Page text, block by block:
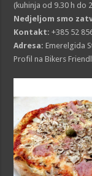
(kuhinja od 9.30 h do
Nedjeljom smo
Kontakt: +385 52
Adresa: Emerelgida
Profil na Bikers